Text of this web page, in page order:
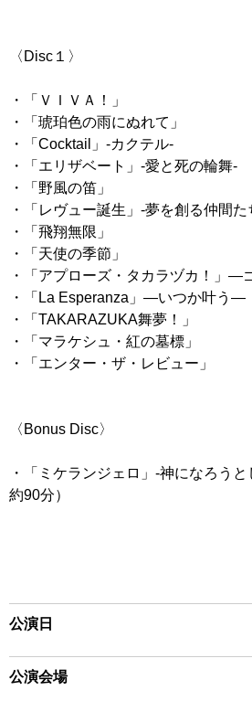
〈Disc１〉
・「ＶＩＶＡ！」
・「琥珀色の雨にぬれて」
・「Cocktail」-カクテル-
・「エリザベート」-愛と死の輪舞-
・「野風の笛」
・「レヴュー誕生」-夢を創る仲間た
・「飛翔無限」
・「天使の季節」
・「アプローズ・タカラヅカ！」
・「La Esperanza」―いつか叶う―
・「TAKARAZUKA舞夢！」
・「マラケシュ・紅の墓標」
・「エンター・ザ・レビュー」
〈Bonus Disc〉
・「ミケランジェロ」-神になろう
約90分）
公演日
公演会場